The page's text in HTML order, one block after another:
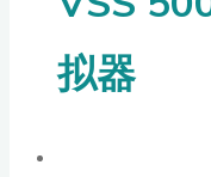
拟器